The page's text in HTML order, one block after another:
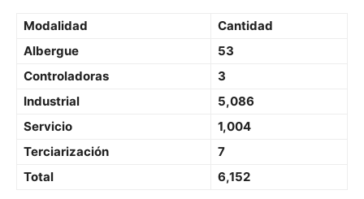
Modalidad
Cantidad
Albergue
53
Controladoras
3
Industrial
5,086
Servicio
1,004
Terciarización
7
Total
6,152